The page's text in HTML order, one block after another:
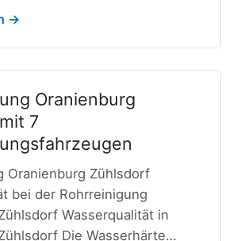
→
Oranienburg
7
Oranienburg Zühlsdorf
bei der Rohrreinigung
Wasserqualität in
Die Wasserhärte…